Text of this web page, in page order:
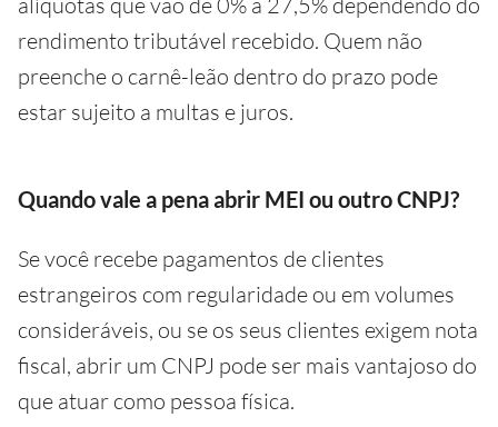
rendimento tributável recebido. Quem não
preenche o carnê-leão dentro do prazo pode
estar sujeito a multas e juros.
Quando vale a pena abrir MEI ou outro CNPJ?
Se você recebe pagamentos de clientes
estrangeiros com regularidade ou em volumes
consideráveis, ou se os seus clientes exigem nota
fiscal, abrir um CNPJ pode ser mais vantajoso do
que atuar como pessoa física.